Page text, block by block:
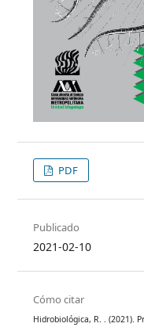
PDF
Publicado
2021-02-10
Cómo citar
Hidrobiológica, R. . (2021).